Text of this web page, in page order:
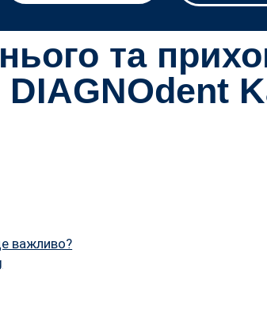
та
DIAGNOdent
важливо?